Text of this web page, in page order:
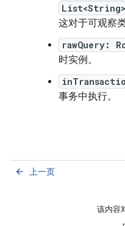
List<String>
这对于可观察
rawQuery:
时实例。
事务中执行。
上一页
arrow_back
该内容